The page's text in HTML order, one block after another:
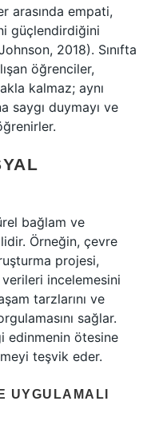
arasında empati,
güçlendirdiğini
2018). Sınıfta
öğrenciler,
kalmaz; aynı
saygı duymayı ve
bağlam ve
Örneğin, çevre
projesi,
incelemesini
tarzlarını ve
sağlar.
edinmenin ötesine
teşvik eder.
UYGULAMALI